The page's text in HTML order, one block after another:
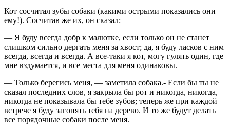
Кот сосчитал зубы собаки (какими острыми показались они
ему!). Сосчитав же их, он сказал:
— Я буду всегда добр к малютке, если только он не станет
слишком сильно дергать меня за хвост; да, я буду ласков с ним
всегда, всегда и всегда. А все-таки я кот, могу гулять один, где
мне вздумается, и все места для меня одинаковы.
— Только берегись меня, — заметила собака.- Если бы ты не
сказал последних слов, я закрыла бы рот и никогда, никогда,
никогда не показывала бы тебе зубов; теперь же при каждой
встрече я буду загонять тебя на дерево. И то же будут делать
все порядочные собаки после меня.